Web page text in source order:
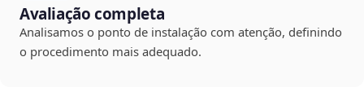
Avaliação completa
Analisamos o ponto de instalação com atenção, definindo
o procedimento mais adequado.